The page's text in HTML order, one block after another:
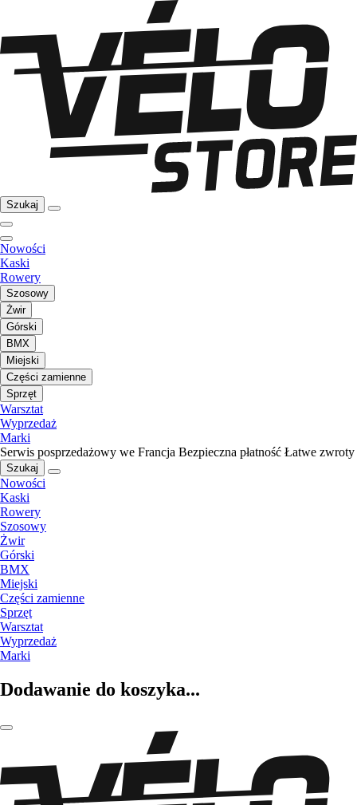
Szukaj
Nowości
Kaski
Rowery
Szosowy
Żwir
Górski
BMX
Miejski
Części zamienne
Sprzęt
Warsztat
Wyprzedaż
Marki
Serwis posprzedażowy we Francja Bezpieczna płatność Łatwe zwroty
Szukaj
Nowości
Kaski
Rowery
Szosowy
Żwir
Górski
BMX
Miejski
Części zamienne
Sprzęt
Warsztat
Wyprzedaż
Marki
Dodawanie do koszyka...